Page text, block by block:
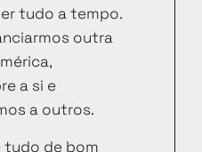
tudo a tempo.
outra
a si e
a outros.
de bom